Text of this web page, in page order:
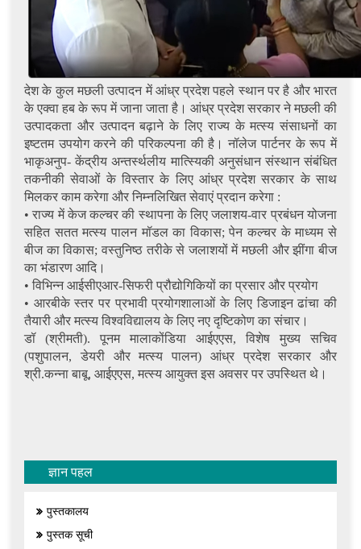
देश के कुल मछली उत्पादन में आंध्र प्रदेश पहले स्थान पर है और भारत
के एक्वा हब के रूप में जाना जाता है। आंध्र प्रदेश सरकार ने मछली की
उत्पादकता और उत्पादन बढ़ाने के लिए राज्य के मत्स्य संसाधनों का
इष्टतम उपयोग करने की परिकल्पना की है। नॉलेज पार्टनर के रूप में
भाकृअनुप- केंद्रीय अन्तर्स्थलीय मात्स्यिकी अनुसंधान संस्थान संबंधित
तकनीकी सेवाओं के विस्तार के लिए आंध्र प्रदेश सरकार के साथ
मिलकर काम करेगा और निम्नलिखित सेवाएं प्रदान करेगा :
• राज्य में केज कल्चर की स्थापना के लिए जलाशय-वार प्रबंधन योजना
सहित सतत मत्स्य पालन मॉडल का विकास; पेन कल्चर के माध्यम से
बीज का विकास; वस्तुनिष्ठ तरीके से जलाशयों में मछली और झींगा बीज
का भंडारण आदि।
• विभिन्न आईसीएआर-सिफरी प्रौद्योगिकियों का प्रसार और प्रयोग
• आरबीके स्तर पर प्रभावी प्रयोगशालाओं के लिए डिजाइन ढांचा की
तैयारी और मत्स्य विश्वविद्यालय के लिए नए दृष्टिकोण का संचार।
डॉ (श्रीमती). पूनम मालाकोंडिया आईएएस, विशेष मुख्य सचिव
(पशुपालन, डेयरी और मत्स्य पालन) आंध्र प्रदेश सरकार और
श्री.कन्ना बाबू, आईएएस, मत्स्य आयुक्त इस अवसर पर उपस्थित थे।
ज्ञान पहल
पुस्तकालय
पुस्तक सूची